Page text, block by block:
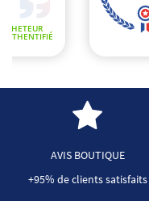
AVIS BOUTIQUE
+95% de clients satisfaits